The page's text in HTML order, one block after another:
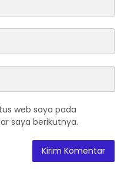
web saya pada
saya berikutnya.